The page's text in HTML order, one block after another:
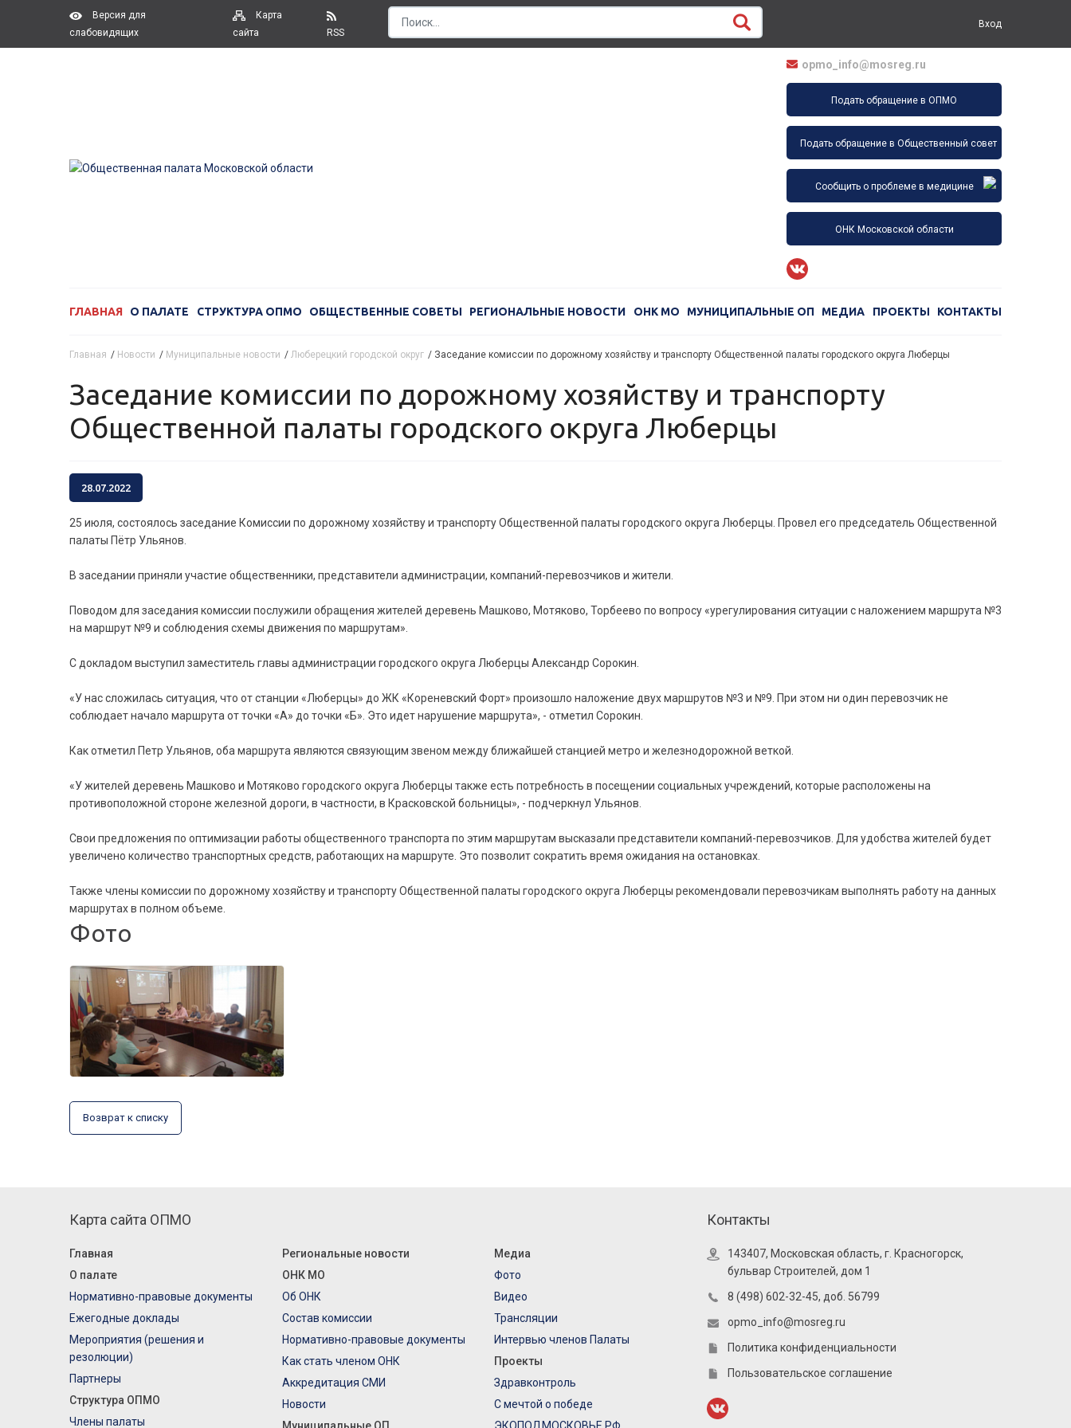
Версия для
слабовидящих
Карта
сайта
RSS
Вход
opmo_info@mosreg.ru
Подать обращение в ОПМО
Подать обращение в Общественный совет
Сообщить о проблеме в медицине
ОНК Московской области
ГЛАВНАЯ О ПАЛАТЕ СТРУКТУРА ОПМО ОБЩЕСТВЕННЫЕ СОВЕТЫ РЕГИОНАЛЬНЫЕ НОВОСТИ ОНК МО МУНИЦИПАЛЬНЫЕ ОП МЕДИА ПРОЕКТЫ КОНТАКТЫ
Главная / Новости / Муниципальные новости / Люберецкий городской округ / Заседание комиссии по дорожному хозяйству и транспорту Общественной палаты городского округа Люберцы
Заседание комиссии по дорожному хозяйству и транспорту
Общественной палаты городского округа Люберцы
28.07.2022
25 июля, состоялось заседание Комиссии по дорожному хозяйству и транспорту Общественной палаты городского округа Люберцы. Провел его председатель Общественной
палаты Пётр Ульянов.
В заседании приняли участие общественники, представители администрации, компаний-перевозчиков и жители.
Поводом для заседания комиссии послужили обращения жителей деревень Машково, Мотяково, Торбеево по вопросу «урегулирования ситуации с наложением маршрута №3
на маршрут №9 и соблюдения схемы движения по маршрутам».
С докладом выступил заместитель главы администрации городского округа Люберцы Александр Сорокин.
«У нас сложилась ситуация, что от станции «Люберцы» до ЖК «Кореневский Форт» произошло наложение двух маршрутов №3 и №9. При этом ни один перевозчик не
соблюдает начало маршрута от точки «А» до точки «Б». Это идет нарушение маршрута», - отметил Сорокин.
Как отметил Петр Ульянов, оба маршрута являются связующим звеном между ближайшей станцией метро и железнодорожной веткой.
«У жителей деревень Машково и Мотяково городского округа Люберцы также есть потребность в посещении социальных учреждений, которые расположены на
противоположной стороне железной дороги, в частности, в Красковской больницы», - подчеркнул Ульянов.
Свои предложения по оптимизации работы общественного транспорта по этим маршрутам высказали представители компаний-перевозчиков. Для удобства жителей будет
увеличено количество транспортных средств, работающих на маршруте. Это позволит сократить время ожидания на остановках.
Также члены комиссии по дорожному хозяйству и транспорту Общественной палаты городского округа Люберцы рекомендовали перевозчикам выполнять работу на данных
маршрутах в полном объеме.
Фото
Возврат к списку
Карта сайта ОПМО
Главная
О палате
Нормативно-правовые документы
Ежегодные доклады
Мероприятия (решения и
резолюции)
Партнеры
Структура ОПМО
Члены палаты
Региональные новости
ОНК МО
Об ОНК
Состав комиссии
Нормативно-правовые документы
Как стать членом ОНК
Аккредитация СМИ
Новости
Муниципальные ОП
Медиа
Фото
Видео
Трансляции
Интервью членов Палаты
Проекты
Здравконтроль
С мечтой о победе
ЭКОПОДМОСКОВЬЕ.РФ
Контакты
143407, Московская область, г. Красногорск,
бульвар Строителей, дом 1
8 (498) 602-32-45, доб. 56799
opmo_info@mosreg.ru
Политика конфиденциальности
Пользовательское соглашение